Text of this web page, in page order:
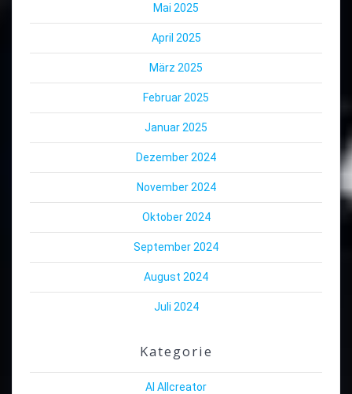
Mai 2025
April 2025
März 2025
Februar 2025
Januar 2025
Dezember 2024
November 2024
Oktober 2024
September 2024
August 2024
Juli 2024
Kategorie
AI Allcreator